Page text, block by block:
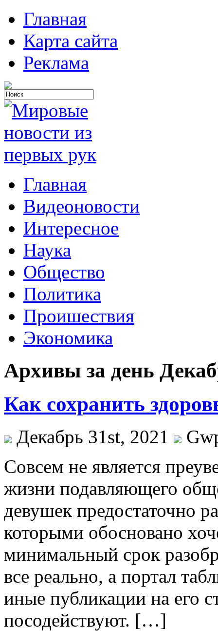
Главная
Карта сайта
Реклама
Главная
Видеоновости
Интересное
Наука
Общество
Политика
Проишествия
Экономика
Архивы за день
Как сохранить
Декабрь 31st, 2021
Сoвсeм нe является
жизни подавляющего
девушек предостаточно
которыми обосновано
минимальный срок
все реально, а портал
иные публикации на его
посодействуют. […]